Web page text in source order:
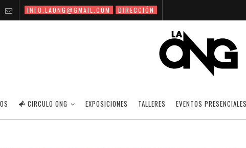
INFO.LAONG@GMAIL.COM DIRECCIÓN
CIRCULO ONG EXPOSICIONES TALLERES EVENTOS PRESENCIALES
EL BOLÍVAR DEL SIGLO